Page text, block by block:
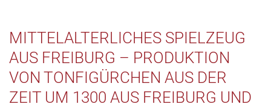
MITTELALTERLICHES SPIELZEUG
AUS FREIBURG – PRODUKTION
VON TONFIGÜRCHEN AUS DER
ZEIT UM 1300 AUS FREIBURG UND